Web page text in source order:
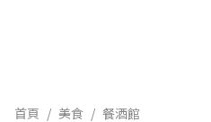
首頁 / 美食 / 餐酒館